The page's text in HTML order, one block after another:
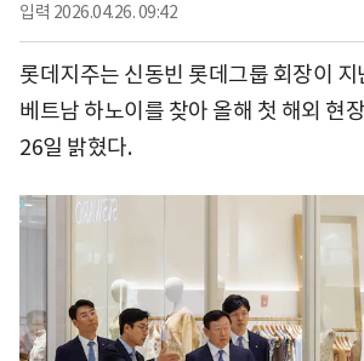
입력 2026.04.26. 09:42
롯데지주는 신동빈 롯데그룹 회장이
베트남 하노이를 찾아 올해 첫 해외 현
26일 밝혔다.